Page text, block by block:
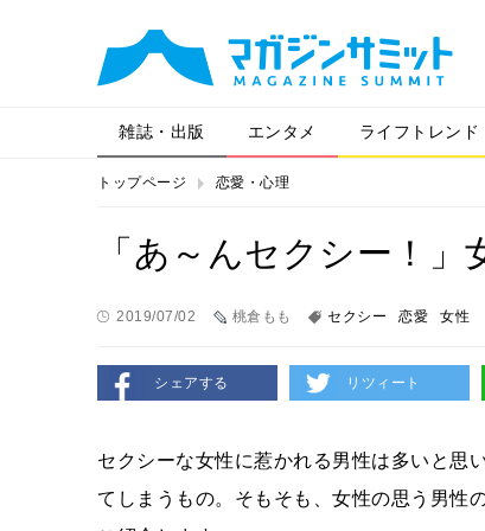
雑誌・出版 エンタメ ライフトレンド
トップページ 恋愛・心理
「あ～んセクシー！
2019/07/02 桃倉もも セクシー 恋愛 女性
シェアする リツィート
セクシーな女性に惹かれる男性は多いと思
てしまうもの。そもそも、女性の思う男